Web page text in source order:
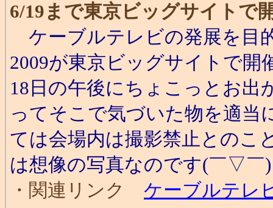
6/19まで東京ビッグサイトで
ケーブルテレビの発展を目
2009が東京ビッグサイトで
18日の午後にちょこっとお
ってそこで気づいた物を適当
ては会場内は撮影禁止とのこ
は想像の写真なのです(￣▽￣
・関連リンク ケーブルテレ